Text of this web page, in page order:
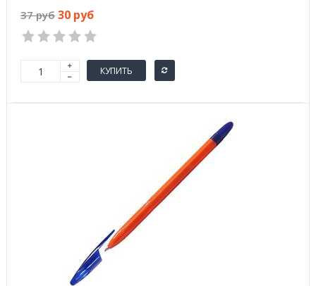
37 руб 30 руб
КУПИТЬ